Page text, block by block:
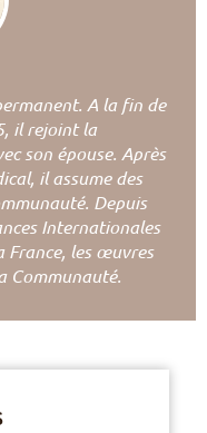
A la fin de
il rejoint la
son épouse. Après
il assume des
Depuis
Internationales
France, les œuvres
Communauté.